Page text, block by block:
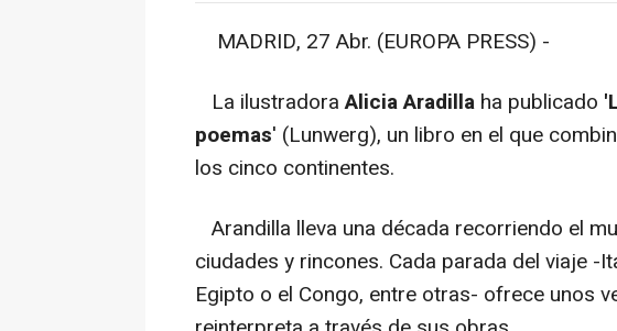
MADRID, 27 Abr. (EUROPA PRESS) -
La ilustradoraAlicia Aradilla ha publicado
poemas' (Lunwerg), un libro en el que
los cinco continentes.
Arandilla lleva una década recorriendo el
ciudades y rincones. Cada parada del viaje -
Egipto o el Congo, entre otras- ofrece unos